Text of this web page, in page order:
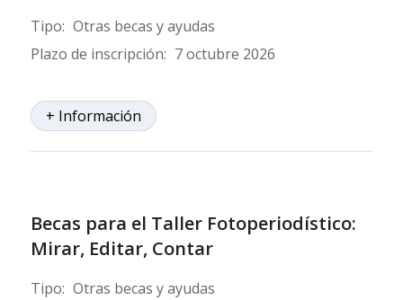
Tipo: Otras becas y ayudas
Plazo de inscripción: 7 octubre 2026
+ Información
Becas para el Taller Fotoperiodístico:
Mirar, Editar, Contar
Tipo: Otras becas y ayudas